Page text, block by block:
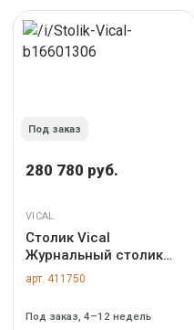
Под заказ
280 780 руб.
VICAL
Столик Vical
Журнальный столик
Cles 35341 арт. 264338
арт. 411750
Под заказ, 4–12 недель